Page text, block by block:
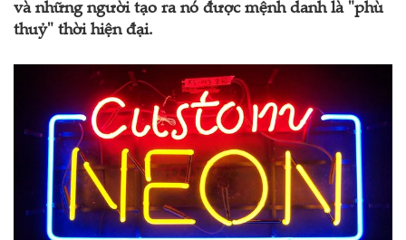
và những người tạo ra nó được mệnh danh là "phù
thuỷ" thời hiện đại.